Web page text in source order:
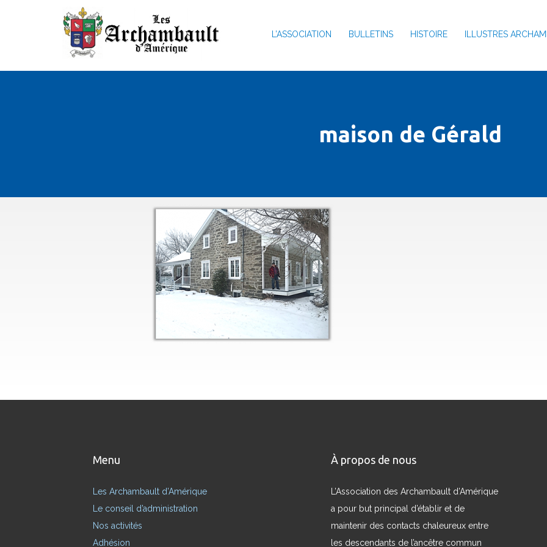
L’ASSOCIATION BULLETINS HISTOIRE ILLUSTRES
maison de Gérald
Menu
Les Archambault d’Amérique
Le conseil d’administration
Nos activités
Adhésion
À propos de nous
L’Association des Archambault d’Amérique
a pour but principal d’établir et de
maintenir des contacts chaleureux entre
les descendants de l’ancêtre commun